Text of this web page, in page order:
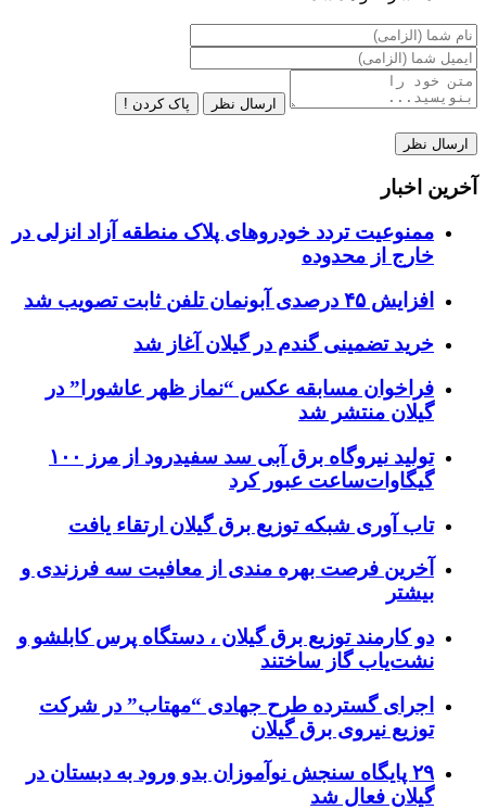
ارسال نظر پاک کردن !
آخرین اخبار
ممنوعیت تردد خودروهای پلاک منطقه آزاد انزلی در
خارج از محدوده
افزایش ۴۵ درصدی آبونمان تلفن ثابت تصویب شد
خرید تضمینی گندم در گیلان آغاز شد
فراخوان مسابقه عکس “نماز ظهر عاشورا” در
گیلان منتشر شد
تولید نیروگاه برق‌ آبی سد سفیدرود از مرز ۱۰۰
گیگاوات‌ساعت عبور کرد
تاب آوری شبکه توزیع برق گیلان ارتقاء یافت
آخرین فرصت بهره مندی از معافیت سه فرزندی و
بیشتر
دو کارمند توزیع برق گیلان ، دستگاه پرس کابلشو و
نشت‌یاب گاز ساختند
اجرای گسترده طرح جهادی “مهتاب” در شرکت
توزیع نیروی برق گیلان
۲۹ پایگاه سنجش نوآموزان بدو ورود به دبستان در
گیلان فعال شد